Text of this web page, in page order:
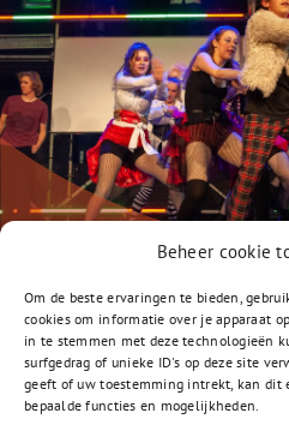
Beheer cookie
Om de beste ervaringen te bieden,
cookies om informatie over je apparaat
in te stemmen met deze technologieën
surfgedrag of unieke ID's op deze site
geeft of uw toestemming intrekt, kan dit
bepaalde functies en mogelijkheden.